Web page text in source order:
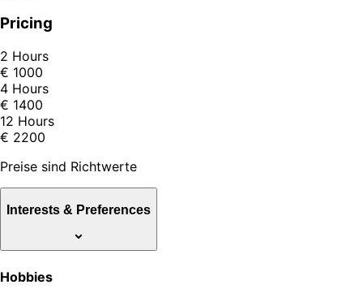
Pricing
2 Hours
€ 1000
4 Hours
€ 1400
12 Hours
€ 2200
Preise sind Richtwerte
Interests & Preferences
Hobbies